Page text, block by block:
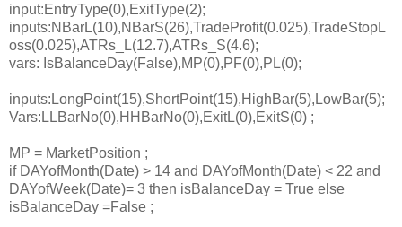
input:EntryType(0),ExitType(2);
inputs:NBarL(10),NBarS(26),TradeProfit(0.025),TradeStopL
oss(0.025),ATRs_L(12.7),ATRs_S(4.6);
vars: IsBalanceDay(False),MP(0),PF(0),PL(0);
inputs:LongPoint(15),ShortPoint(15),HighBar(5),LowBar(5);
Vars:LLBarNo(0),HHBarNo(0),ExitL(0),ExitS(0) ;
MP = MarketPosition ;
if DAYofMonth(Date) > 14 and DAYofMonth(Date) < 22 and
DAYofWeek(Date)= 3 then isBalanceDay = True else
isBalanceDay =False ;